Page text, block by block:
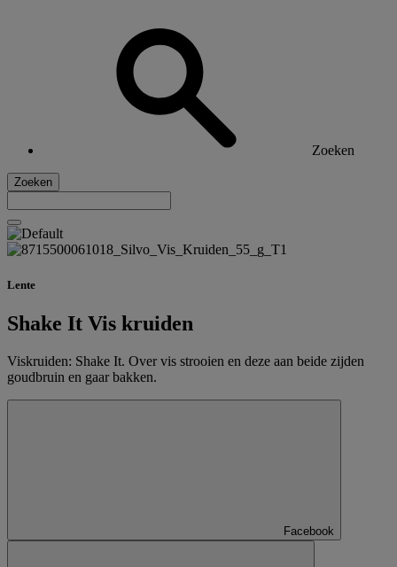
Zoeken
Zoeken
Lente
Shake It Vis kruiden
Viskruiden: Shake It. Over vis strooien en deze aan beide zijden
goudbruin en gaar bakken.
Facebook